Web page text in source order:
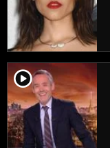
player2